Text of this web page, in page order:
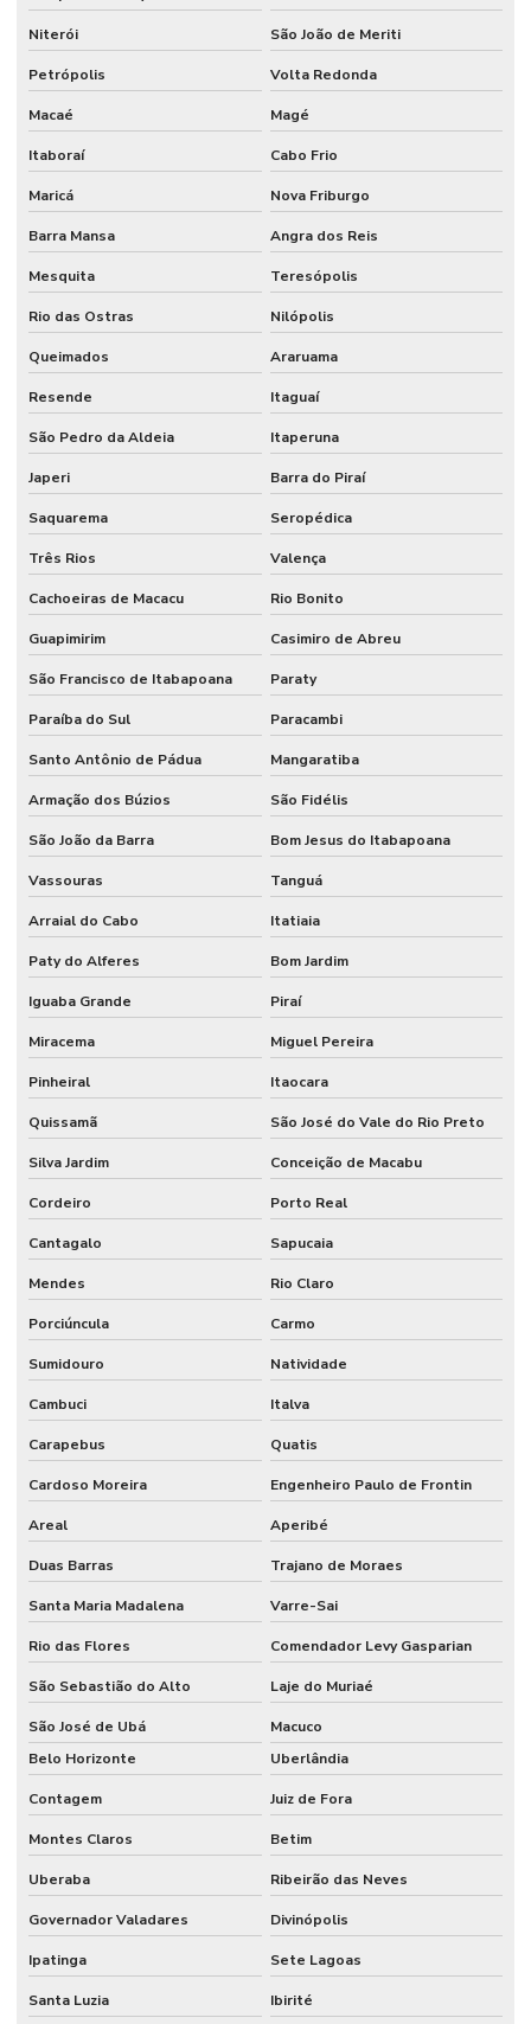
Niterói São João de Meriti
Petrópolis Volta Redonda
Macaé Magé
Itaboraí Cabo Frio
Maricá Nova Friburgo
Barra Mansa Angra dos Reis
Mesquita Teresópolis
Rio das Ostras Nilópolis
Queimados Araruama
Resende Itaguaí
São Pedro da Aldeia Itaperuna
Japeri Barra do Piraí
Saquarema Seropédica
Três Rios Valença
Cachoeiras de Macacu Rio Bonito
Guapimirim Casimiro de Abreu
São Francisco de Itabapoana Paraty
Paraíba do Sul Paracambi
Santo Antônio de Pádua Mangaratiba
Armação dos Búzios São Fidélis
São João da Barra Bom Jesus do Itabapoana
Vassouras Tanguá
Arraial do Cabo Itatiaia
Paty do Alferes Bom Jardim
Iguaba Grande Piraí
Miracema Miguel Pereira
Pinheiral Itaocara
Quissamã São José do Vale do Rio Preto
Silva Jardim Conceição de Macabu
Cordeiro Porto Real
Cantagalo Sapucaia
Mendes Rio Claro
Porciúncula Carmo
Sumidouro Natividade
Cambuci Italva
Carapebus Quatis
Cardoso Moreira Engenheiro Paulo de Frontin
Areal Aperibé
Duas Barras Trajano de Moraes
Santa Maria Madalena Varre-Sai
Rio das Flores Comendador Levy Gasparian
São Sebastião do Alto Laje do Muriaé
São José de Ubá
Macuco
Belo Horizonte
Uberlândia
Contagem Juiz de Fora
Montes Claros Betim
Uberaba Ribeirão das Neves
Governador Valadares Divinópolis
Ipatinga Sete Lagoas
Santa Luzia Ibirité